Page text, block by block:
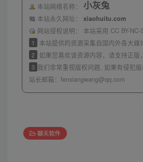
本站网络名称： 小灰兔
本站永久网址：
xiaohuitu.com
网站侵权说明：
本站采用 CC BY-
1 本站提供的资源采集自国内外各大
2 如果您喜欢该资源内容，请支持正版
3 我们非常重视版权问题, 如果有侵犯
站长邮箱： fenxiangwang@qq.com
聊天软件